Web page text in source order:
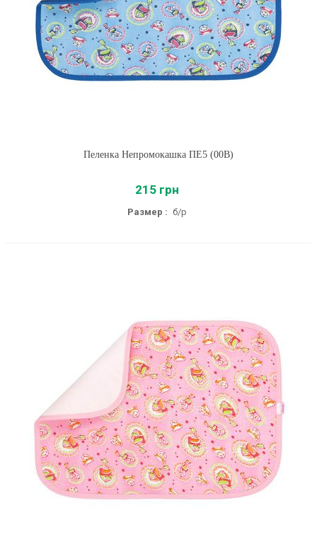
Пеленка Непромокашка ПЕ5 (00B)
215 грн
Размер : б/р